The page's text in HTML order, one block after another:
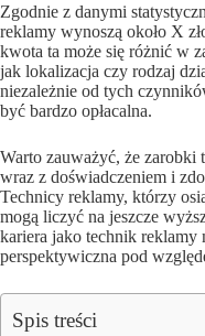
Zgodnie z danymi
reklamy wynoszą około X
kwota ta może się różnić w
jak lokalizacja czy rodzaj
niezależnie od tych
być bardzo opłacalna.
Warto zauważyć, że zarobki
wraz z doświadczeniem i
Technicy reklamy, którzy
mogą liczyć na jeszcze
kariera jako technik reklamy
perspektywiczna pod
Spis treści